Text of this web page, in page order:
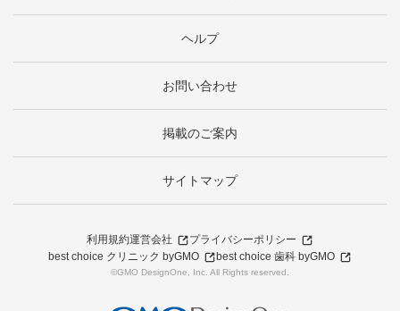
ヘルプ
お問い合わせ
掲載のご案内
サイトマップ
利用規約運営会社
プライバシーポリシー
best choice クリニック byGMO
best choice 歯科 byGMO
©GMO DesignOne, Inc. All Rights reserved.